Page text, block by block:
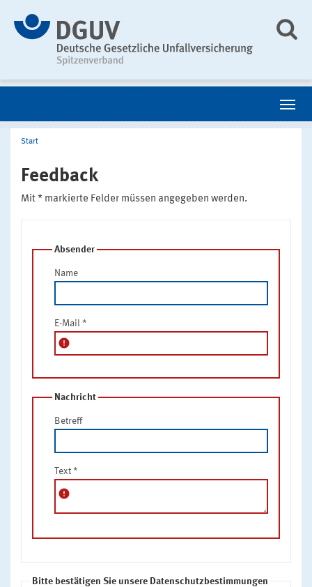
Start
Feedback
Mit * markierte Felder müssen angegeben werden.
Absender
Name
E-Mail *
error
Nachricht
Betreff
Text *
error
Bitte bestätigen Sie unsere Datenschutzbestimmungen